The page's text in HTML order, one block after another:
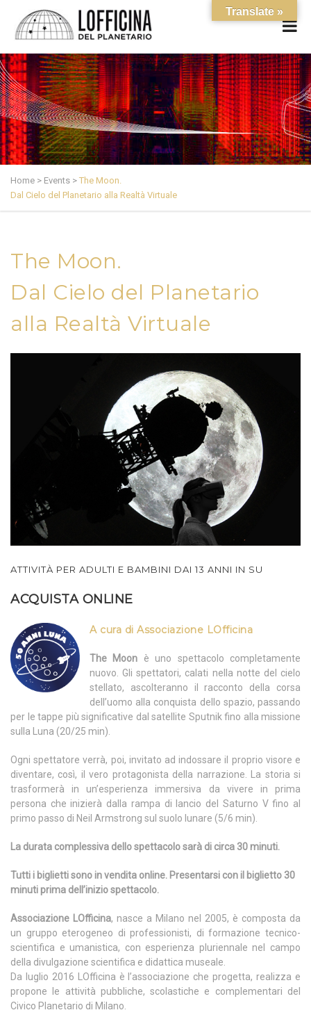
Home > Events > The Moon.
Dal Cielo del Planetario alla Realtà Virtuale
The Moon.
Dal Cielo del Planetario
alla Realtà Virtuale
ATTIVITÀ PER ADULTI E BAMBINI DAI 13 ANNI IN SU
ACQUISTA ONLINE
A cura di Associazione LOfficina
The Moon è uno spettacolo completamente
nuovo. Gli spettatori, calati nella notte del cielo
stellato, ascolteranno il racconto della corsa
dell’uomo alla conquista dello spazio, passando
per le tappe più significative dal satellite Sputnik fino alla missione
sulla Luna (20/25 min).
Ogni spettatore verrà, poi, invitato ad indossare il proprio visore e
diventare, così, il vero protagonista della narrazione. La storia si
trasformerà in un’esperienza immersiva da vivere in prima
persona che inizierà dalla rampa di lancio del Saturno V fino al
primo passo di Neil Armstrong sul suolo lunare (5/6 min).
La durata complessiva dello spettacolo sarà di circa 30 minuti.
Tutti i biglietti sono in vendita online. Presentarsi con il biglietto 30
minuti prima dell’inizio spettacolo.
Associazione LOfficina, nasce a Milano nel 2005, è composta da
un gruppo eterogeneo di professionisti, di formazione tecnico-
scientifica e umanistica, con esperienza pluriennale nel campo
della divulgazione scientifica e didattica museale.
Da luglio 2016 LOfficina è l’associazione che progetta, realizza e
propone le attività pubbliche, scolastiche e complementari del
Civico Planetario di Milano.
Translate »